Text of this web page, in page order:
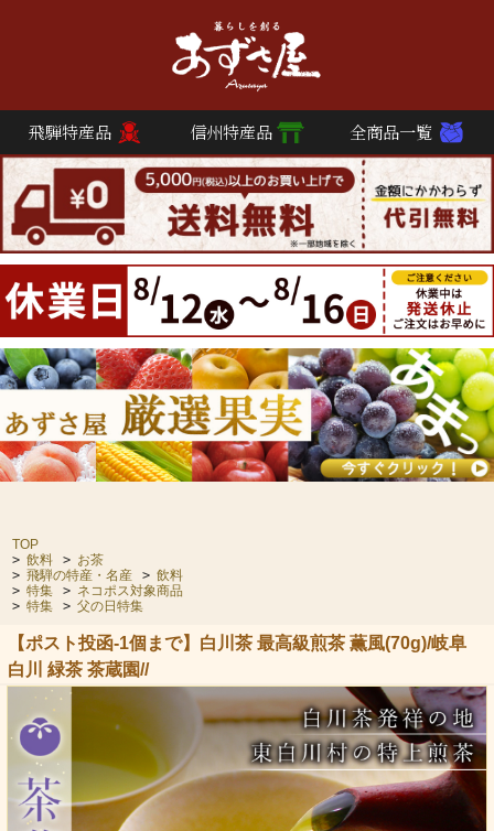
飛騨特産品 信州特産品 全商品一覧
TOP
> 飲料 > お茶
> 飛騨の特産・名産 > 飲料
> 特集 > ネコポス対象商品
> 特集 > 父の日特集
【ポスト投函-1個まで】白川茶 最高級煎茶 薫風(70g)/岐阜
白川 緑茶 茶蔵園//